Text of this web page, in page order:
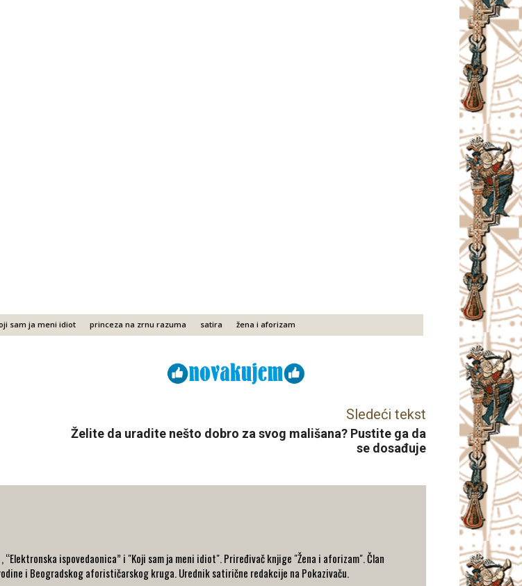
sam ja meni idiot princeza na zrnu razuma satira žena i aforizam
Sledeći tekst
Želite da uradite nešto dobro za svog mališana? Pustite ga da
se dosađuje
ispovedaonica” i "Koji sam ja meni idiot". Priređivač knjige "Žena i aforizam". Član
i Beogradskog aforističarskog kruga. Urednik satirične redakcije na Pokazivaču.